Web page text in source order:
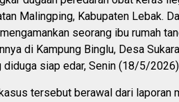
Malingping, Kabupaten Lebak.
seorang ibu rumah
di Kampung Binglu, Desa
diduga siap edar, Senin (18/5/
tersebut berawal dari laporan